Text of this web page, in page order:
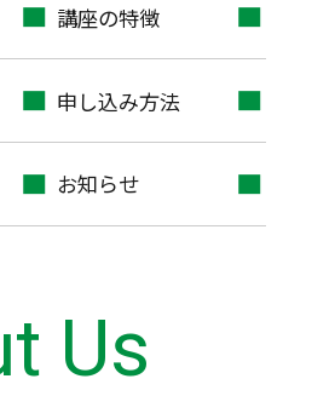
講座の特徴
申し込み方法
お知らせ
Us